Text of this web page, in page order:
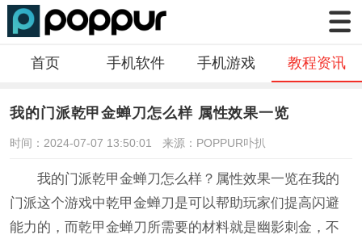
首页 手机软件 手机游戏 教程资讯
我的门派乾甲金蝉刀怎么样 属性效果一览
时间：2024-07-07 13:50:01 来源：POPPUR卟扒
我的门派乾甲金蝉刀怎么样？属性效果一览在我的
门派这个游戏中乾甲金蝉刀是可以帮助玩家们提高闪避
能力的，而乾甲金蝉刀所需要的材料就是幽影刺金，不